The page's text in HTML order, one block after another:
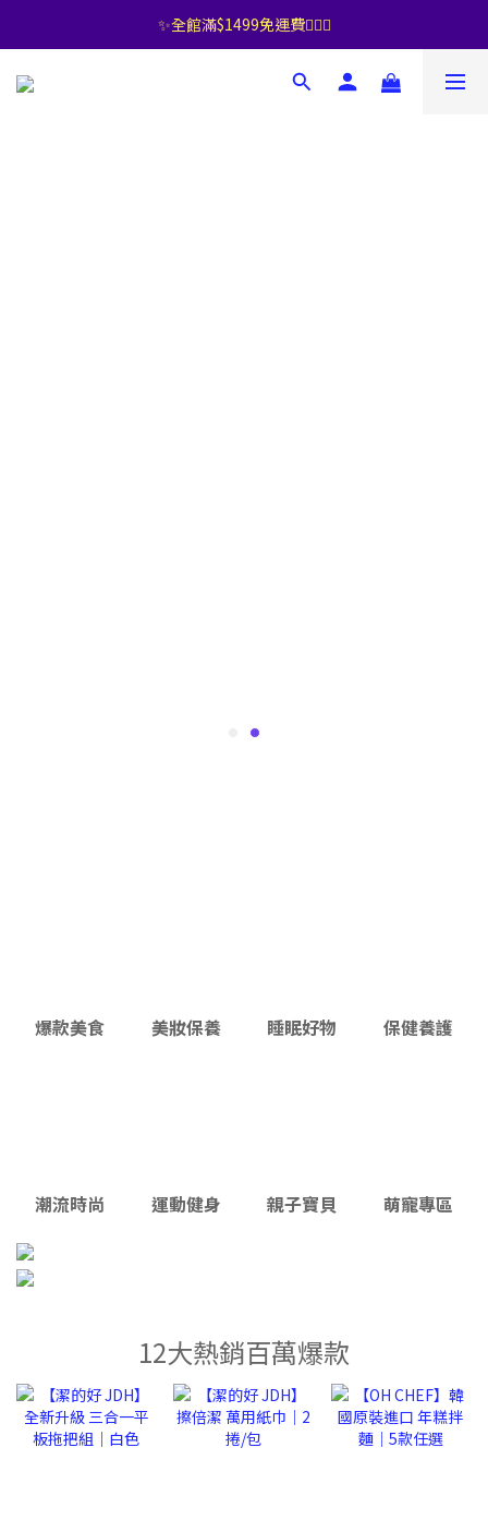
✨全館滿$1499免運費🧚🏻‍♀️
爆款美食 美妝保養 睡眠好物 保健養護
潮流時尚 運動健身 親子寶貝 萌寵專區
12大熱銷百萬爆款